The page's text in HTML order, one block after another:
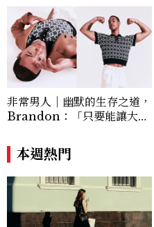
非常男人｜幽默的生存之道，
Brandon：「只要能讓大家
讓敵人成為朋友。」
本週熱門